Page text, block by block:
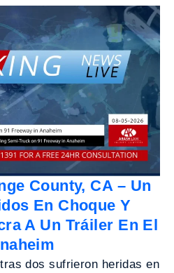
County, CA – Un
En Choque Y
A Un Tráiler En El
dos sufrieron heridas en